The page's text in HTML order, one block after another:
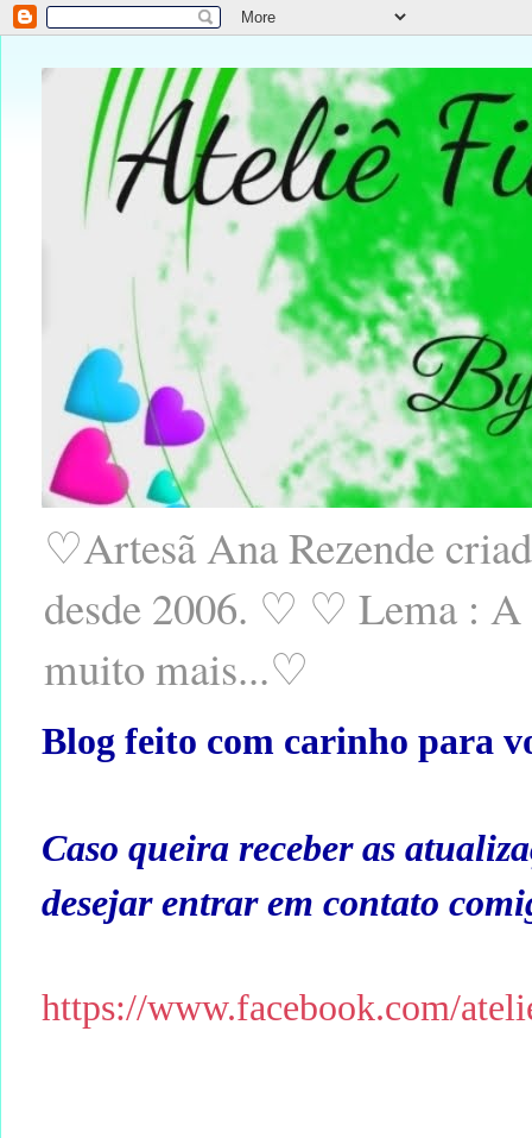
♡Artesã Ana Rezende
desde 2006. ♡ ♡ Lema :
muito mais...♡
Blog feito com carinho para
Caso queira receber as
desejar entrar em contato
https://www.facebook.com/